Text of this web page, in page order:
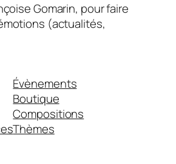
Gomarin, pour faire
(actualités,
Évènements
Boutique
Compositions
Thèmes